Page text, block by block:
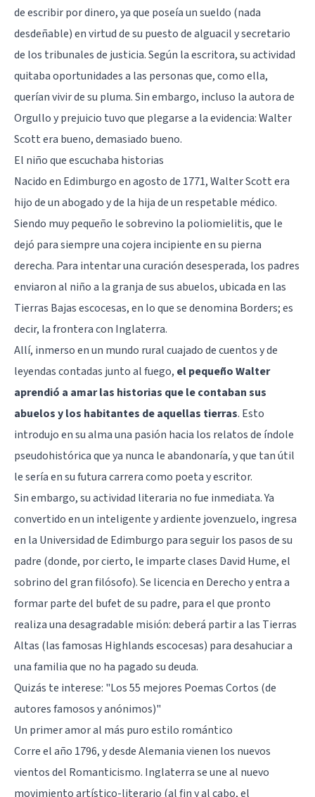
de escribir por dinero, ya que poseía un sueldo (nada
desdeñable) en virtud de su puesto de alguacil y secretario
de los tribunales de justicia. Según la escritora, su actividad
quitaba oportunidades a las personas que, como ella,
querían vivir de su pluma. Sin embargo, incluso la autora de
Orgullo y prejuicio tuvo que plegarse a la evidencia: Walter
Scott era bueno, demasiado bueno.
El niño que escuchaba historias
Nacido en Edimburgo en agosto de 1771, Walter Scott era
hijo de un abogado y de la hija de un respetable médico.
Siendo muy pequeño le sobrevino la poliomielitis, que le
dejó para siempre una cojera incipiente en su pierna
derecha. Para intentar una curación desesperada, los padres
enviaron al niño a la granja de sus abuelos, ubicada en las
Tierras Bajas escocesas, en lo que se denomina Borders; es
decir, la frontera con Inglaterra.
Allí, inmerso en un mundo rural cuajado de cuentos y de
leyendas contadas junto al fuego, el pequeño Walter
aprendió a amar las historias que le contaban sus
abuelos y los habitantes de aquellas tierras. Esto
introdujo en su alma una pasión hacia los relatos de índole
pseudohistórica que ya nunca le abandonaría, y que tan útil
le sería en su futura carrera como poeta y escritor.
Sin embargo, su actividad literaria no fue inmediata. Ya
convertido en un inteligente y ardiente jovenzuelo, ingresa
en la Universidad de Edimburgo para seguir los pasos de su
padre (donde, por cierto, le imparte clases David Hume, el
sobrino del gran filósofo). Se licencia en Derecho y entra a
formar parte del bufet de su padre, para el que pronto
realiza una desagradable misión: deberá partir a las Tierras
Altas (las famosas Highlands escocesas) para desahuciar a
una familia que no ha pagado su deuda.
Quizás te interese: "Los 55 mejores Poemas Cortos (de
autores famosos y anónimos)"
Un primer amor al más puro estilo romántico
Corre el año 1796, y desde Alemania vienen los nuevos
vientos del Romanticismo. Inglaterra se une al nuevo
movimiento artístico-literario (al fin y al cabo, el